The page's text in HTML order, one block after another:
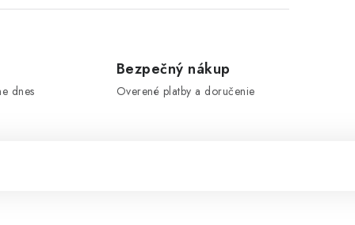
dnes
Bezpečný nákup
Overené platby a doručenie